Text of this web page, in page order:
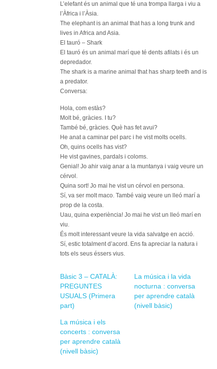
L’elefant és un animal que té una trompa llarga i viu a
l’Àfrica i l’Àsia.
The elephant is an animal that has a long trunk and
lives in Africa and Asia.
El tauró – Shark
El tauró és un animal marí que té dents afilats i és un
depredador.
The shark is a marine animal that has sharp teeth and is
a predator.
Conversa:
Hola, com estàs?
Molt bé, gràcies. I tu?
També bé, gràcies. Què has fet avui?
He anat a caminar pel parc i he vist molts ocells.
Oh, quins ocells has vist?
He vist gavines, pardals i coloms.
Genial! Jo ahir vaig anar a la muntanya i vaig veure un
cérvol.
Quina sort! Jo mai he vist un cérvol en persona.
Sí, va ser molt maco. També vaig veure un lleó marí a
prop de la costa.
Uau, quina experiència! Jo mai he vist un lleó marí en
viu.
És molt interessant veure la vida salvatge en acció.
Sí, estic totalment d’acord. Ens fa apreciar la natura i
tots els seus éssers vius.
Bàsic 3 – CATALÀ:
PREGUNTES
USUALS (Primera
part)
La música i la vida
nocturna : conversa
per aprendre català
(nivell bàsic)
La música i els
concerts : conversa
per aprendre català
(nivell bàsic)